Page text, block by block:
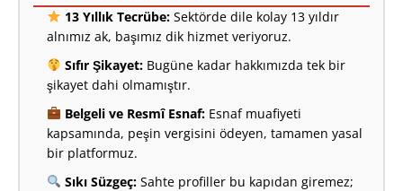
13 Yıllık Tecrübe:Sektörde dile kolay 13 yıldır
alnımız ak, başımız dik hizmet veriyoruz.
Sıfır Şikayet:Bugüne kadar hakkımızda tek bir
şikayet dahi olmamıştır.
Belgeli ve Resmî Esnaf:Esnaf muafiyeti
kapsamında, peşin vergisini ödeyen, tamamen yasal
bir platformuz.
Sıkı Süzgeç:Sahte profiller bu kapıdan giremez;